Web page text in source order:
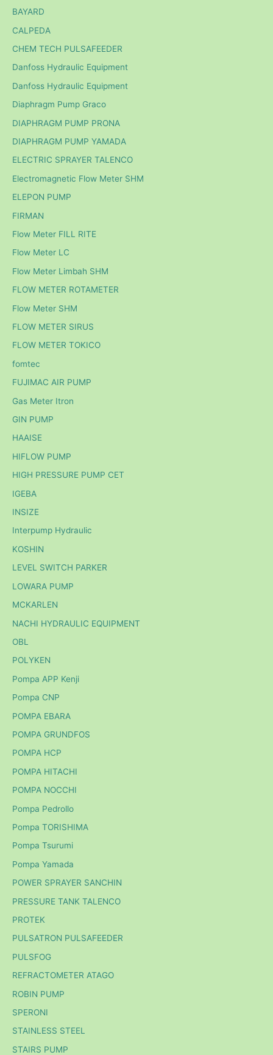
BAYARD
CALPEDA
CHEM TECH PULSAFEEDER
Danfoss Hydraulic Equipment
Danfoss Hydraulic Equipment
Diaphragm Pump Graco
DIAPHRAGM PUMP PRONA
DIAPHRAGM PUMP YAMADA
ELECTRIC SPRAYER TALENCO
Electromagnetic Flow Meter SHM
ELEPON PUMP
FIRMAN
Flow Meter FILL RITE
Flow Meter LC
Flow Meter Limbah SHM
FLOW METER ROTAMETER
Flow Meter SHM
FLOW METER SIRUS
FLOW METER TOKICO
fomtec
FUJIMAC AIR PUMP
Gas Meter Itron
GIN PUMP
HAAISE
HIFLOW PUMP
HIGH PRESSURE PUMP CET
IGEBA
INSIZE
Interpump Hydraulic
KOSHIN
LEVEL SWITCH PARKER
LOWARA PUMP
MCKARLEN
NACHI HYDRAULIC EQUIPMENT
OBL
POLYKEN
Pompa APP Kenji
Pompa CNP
POMPA EBARA
POMPA GRUNDFOS
POMPA HCP
POMPA HITACHI
POMPA NOCCHI
Pompa Pedrollo
Pompa TORISHIMA
Pompa Tsurumi
Pompa Yamada
POWER SPRAYER SANCHIN
PRESSURE TANK TALENCO
PROTEK
PULSATRON PULSAFEEDER
PULSFOG
REFRACTOMETER ATAGO
ROBIN PUMP
SPERONI
STAINLESS STEEL
STAIRS PUMP